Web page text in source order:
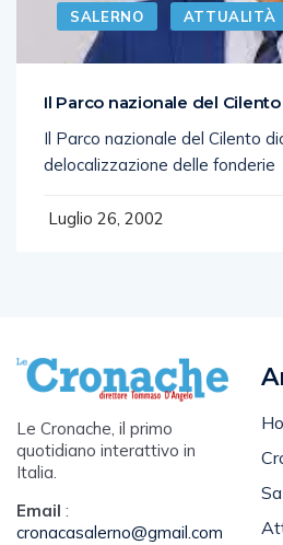
SALERNO ATTUALITÀ
Il Parco nazionale del
Il Parco nazionale del Cilento
delocalizzazione delle fonderie
Luglio 26, 2002
Le Cronache, il primo
quotidiano interattivo in
Italia.
Email :
cronacasalerno@gmail.com